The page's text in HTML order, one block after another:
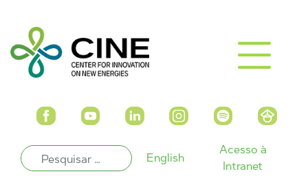
English
Acesso à
Intranet